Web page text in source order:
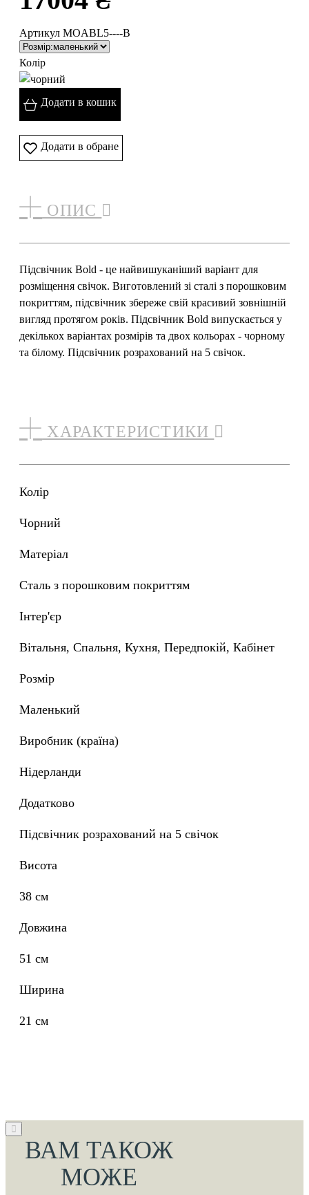
Артикул MOABL5----B
Колір
Додати в кошик
Додати в обране
ОПИС
Підсвічник Bold - це найвишуканіший варіант для
розміщення свічок. Виготовлений зі сталі з порошковим
покриттям, підсвічник збереже свій красивий зовнішній
вигляд протягом років. Підсвічник Bold випускається у
декількох варіантах розмірів та двох кольорах - чорному
та білому. Підсвічник розрахований на 5 свічок.
ХАРАКТЕРИСТИКИ
Колір
чорний
Матеріал
Сталь з порошковим покриттям
Інтер'єр
Вітальня, Спальня, Кухня, Передпокій, Кабінет
Розмір
маленький
Виробник (країна)
Нідерланди
Додатково
Підсвічник розрахований на 5 свічок
Висота
38 см
Довжина
51 см
Ширина
21 см
ВАМ ТАКОЖ
МОЖЕ